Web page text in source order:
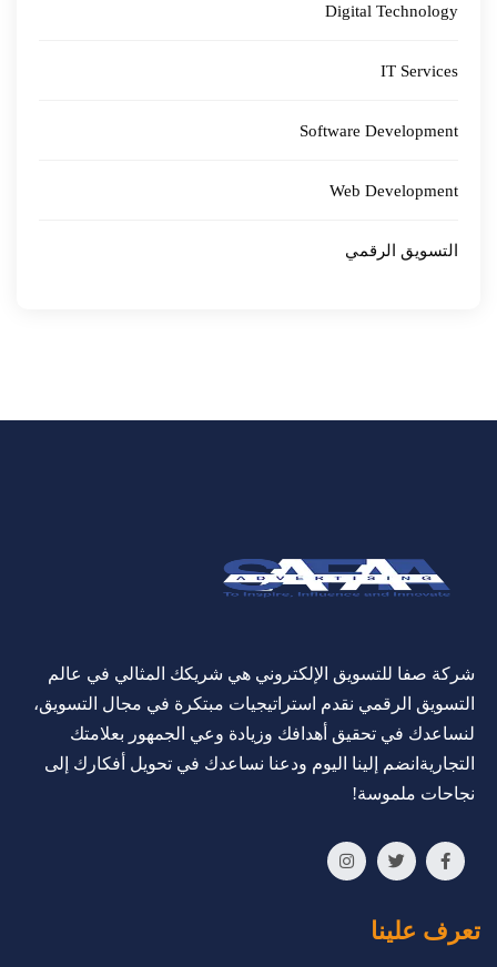
Digital Technology
IT Services
Software Development
Web Development
التسويق الرقمي
شركة صفا للتسويق الإلكتروني هي شريكك المثالي في عالم
التسويق الرقمي نقدم استراتيجيات مبتكرة في مجال التسويق،
لنساعدك في تحقيق أهدافك وزيادة وعي الجمهور بعلامتك
التجاريةانضم إلينا اليوم ودعنا نساعدك في تحويل أفكارك إلى
نجاحات ملموسة!
تعرف علينا